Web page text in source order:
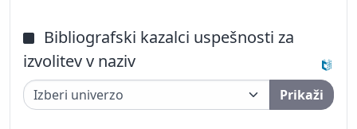
Bibliografski kazalci uspešnosti za
izvolitev v naziv
Prikaži